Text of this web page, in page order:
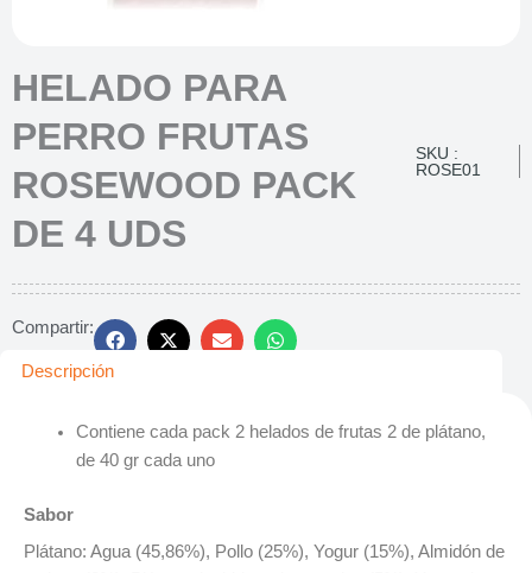
HELADO PARA
PERRO FRUTAS
ROSEWOOD PACK
DE 4 UDS
SKU :
ROSE01
Compartir:
Descripción
Contiene cada pack 2 helados de frutas 2 de plátano,
de 40 gr cada uno
Sabor
Plátano: Agua (45,86%), Pollo (25%), Yogur (15%), Almidón de